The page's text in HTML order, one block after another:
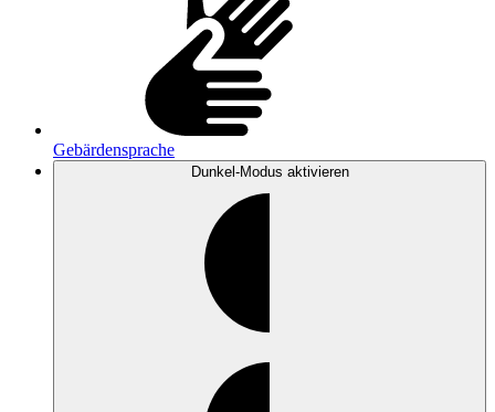
Gebärdensprache
Dunkel-Modus aktivieren